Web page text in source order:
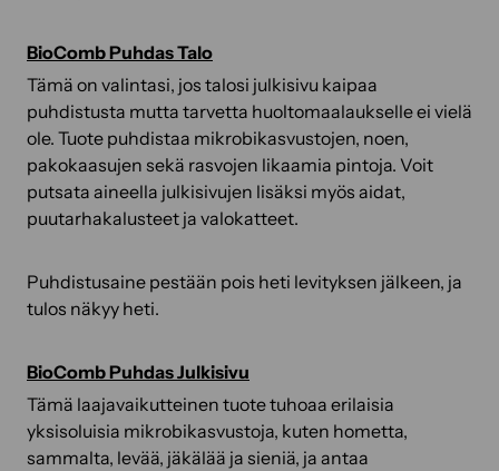
BioComb Puhdas Talo
Tämä on valintasi, jos talosi julkisivu kaipaa
puhdistusta mutta tarvetta huoltomaalaukselle ei vielä
ole. Tuote puhdistaa mikrobikasvustojen, noen,
pakokaasujen sekä rasvojen likaamia pintoja. Voit
putsata aineella julkisivujen lisäksi myös aidat,
puutarhakalusteet ja valokatteet.
Puhdistusaine pestään pois heti levityksen jälkeen, ja
tulos näkyy heti.
BioComb Puhdas Julkisivu
Tämä laajavaikutteinen tuote tuhoaa erilaisia
yksisoluisia mikrobikasvustoja, kuten hometta,
sammalta, levää, jäkälää ja sieniä, ja antaa